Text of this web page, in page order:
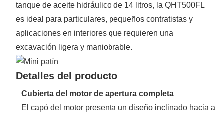
tanque de aceite hidráulico de 14 litros, la QHT500FL
es ideal para particulares, pequeños contratistas y
aplicaciones en interiores que requieren una
excavación ligera y maniobrable.
Detalles del producto
Cubierta del motor de apertura completa
El capó del motor presenta un diseño inclinado hacia